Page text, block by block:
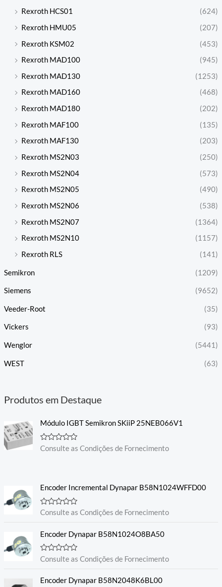
Rexroth HCS01
(624)
Rexroth HMU05
(207)
Rexroth KSM02
(453)
Rexroth MAD100
(945)
Rexroth MAD130
(1253)
Rexroth MAD160
(468)
Rexroth MAD180
(202)
Rexroth MAF100
(135)
Rexroth MAF130
(203)
Rexroth MS2N03
(250)
Rexroth MS2N04
(573)
Rexroth MS2N05
(490)
Rexroth MS2N06
(538)
Rexroth MS2N07
(1364)
Rexroth MS2N10
(1157)
Rexroth RLS
(141)
Semikron (1209)
Siemens (9652)
Veeder-Root (35)
Vickers (93)
Wenglor (5441)
WEST (63)
Produtos em Destaque
Módulo IGBT Semikron SKiiP 25NEB066V1
A
ç
o
0
d
5
Consulte as Condições de Fornecimento
Encoder Incremental Dynapar B58N1024WFFD00
A
l
a
ã
d
Consulte as Condições de Fornecimento
Encoder Dynapar B58N1024O8BA50
A
l
Consulte as Condições de Fornecimento
Encoder Dynapar B58N2048K6BL00